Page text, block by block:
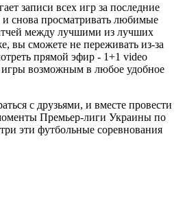
записи всех игр за последние
снова просматривать любимые
между лучшими из лучших
вы сможете не переживать из-за
прямой эфир - 1+1 video
игры возможным в любое удобное
с друзьями, и вместе провести
Премьер-лиги Украины по
эти футбольные соревнования